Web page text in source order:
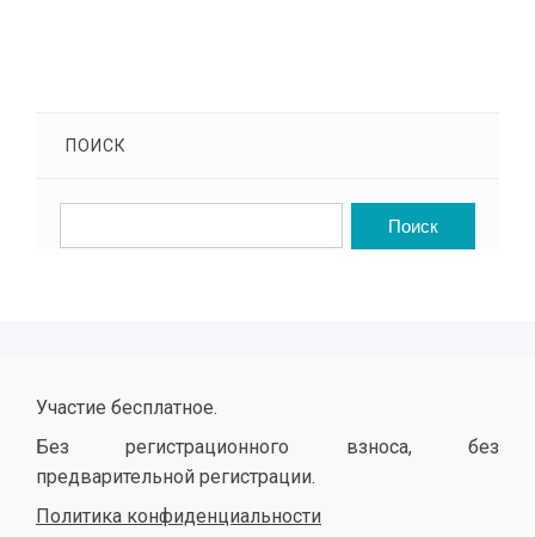
ПОИСК
Участие бесплатное.
Без регистрационного взноса, без
предварительной регистрации.
Политика конфиденциальности